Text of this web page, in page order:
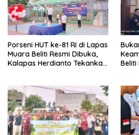
Porseni HUT ke-81 RI di Lapas
Muara Beliti Resmi Dibuka,
Kalapas Herdianto Tekankan
Beliti